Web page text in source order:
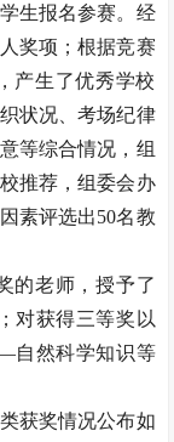
生报名参赛。经
奖项；根据竞赛
产生了优秀学校
状况、考场纪律
等综合情况，组
推荐，组委会办
素评选出50名教
的老师，授予了
对获得三等奖以
自然科学知识等
获奖情况公布如